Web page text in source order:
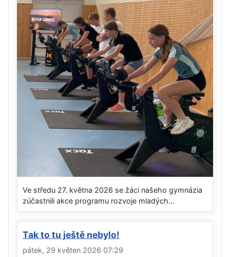
Ve středu 27. května 2026 se žáci našeho gymnázia
zúčastnili akce programu rozvoje mladých...
Tak to tu ještě nebylo!
pátek, 29 květen 2026 07:29